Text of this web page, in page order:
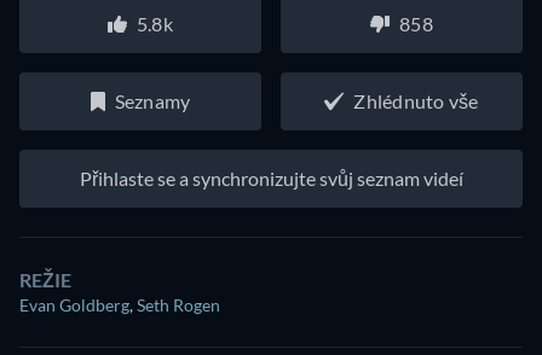
5.8k 858
Seznamy Zhlédnuto vše
Přihlaste se a synchronizujte svůj seznam videí
REŽIE
Evan Goldberg,Seth Rogen